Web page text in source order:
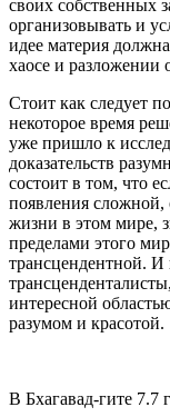
своих собственных
организовывать и
идее материя
хаосе и разложении
Стоит как следует
некоторое время
уже пришло к
доказательств
состоит в том, что
появления сложной,
жизни в этом мире,
пределами этого
трансцендентной.
интересной
разумом и красотой.
В Бхагавад-гите 7.7